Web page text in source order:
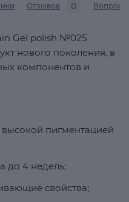
Отзывов 0 Вопросы
Gel polish №025
нового поколения, в
компонентов и
высокой пигментацией
до 4 недель;
свойства;